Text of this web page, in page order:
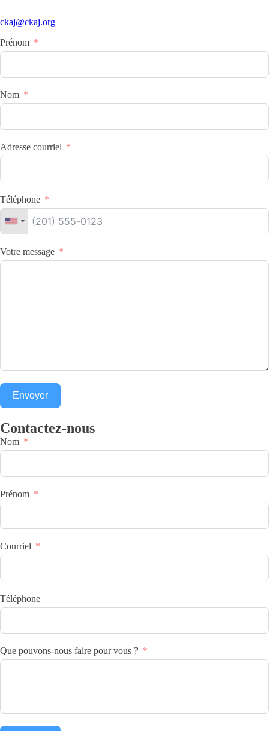
ckaj@ckaj.org
Prénom
Nom
Adresse courriel
Téléphone
Votre message
Envoyer
Contactez-nous
Nom
Prénom
Courriel
Téléphone
Que pouvons-nous faire pour vous ?